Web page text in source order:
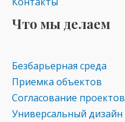
Что мы делаем
Безбарьерная среда
Приемка объектов
Согласование проектов
Универсальный дизайн